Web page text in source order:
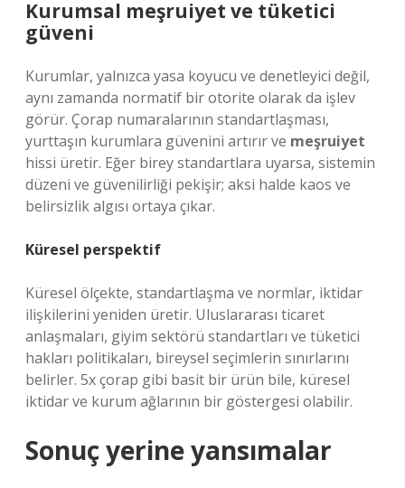
Kurumsal meşruiyet ve tüketici
güveni
Kurumlar, yalnızca yasa koyucu ve denetleyici değil,
aynı zamanda normatif bir otorite olarak da işlev
görür. Çorap numaralarının standartlaşması,
yurttaşın kurumlara güvenini artırır ve meşruiyet
hissi üretir. Eğer birey standartlara uyarsa, sistemin
düzeni ve güvenilirliği pekişir; aksi halde kaos ve
belirsizlik algısı ortaya çıkar.
Küresel perspektif
Küresel ölçekte, standartlaşma ve normlar, iktidar
ilişkilerini yeniden üretir. Uluslararası ticaret
anlaşmaları, giyim sektörü standartları ve tüketici
hakları politikaları, bireysel seçimlerin sınırlarını
belirler. 5x çorap gibi basit bir ürün bile, küresel
iktidar ve kurum ağlarının bir göstergesi olabilir.
Sonuç yerine yansımalar